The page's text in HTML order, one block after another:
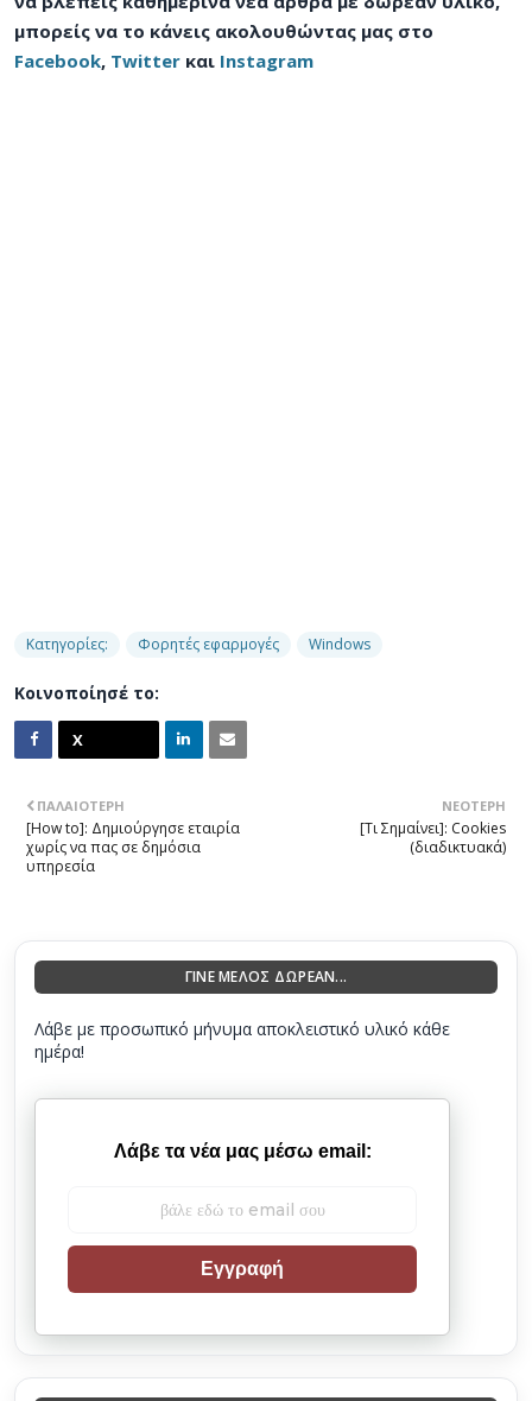
μπορείς να το κάνεις ακολουθώντας μας στο
Facebook, Twitter και Instagram
Κατηγορίες: Φορητές εφαρμογές Windows
Κοινοποίησέ το:
ΝΕΌΤΕΡΗ
[Τι Σημαίνει]: Cookies
(διαδικτυακά)
ΠΑΛΑΙΌΤΕΡΗ
[How to]: Δημιούργησε εταιρία
χωρίς να πας σε δημόσια
υπηρεσία
ΓΙΝΕ ΜΕΛΟΣ ΔΩΡΕΑΝ...
Λάβε με προσωπικό μήνυμα αποκλειστικό υλικό κάθε
ημέρα!
Λάβε τα νέα μας μέσω email:
Εγγραφή